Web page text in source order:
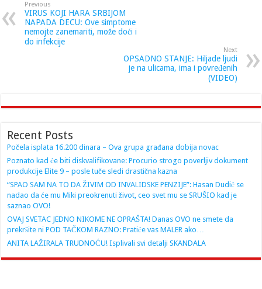
Previous
VIRUS KOJI HARA SRBIJOM
NAPADA DECU: Ove simptome
nemojte zanemariti, može doći i
do infekcije
Next
OPSADNO STANJE: Hiljade ljudi
je na ulicama, ima i povređenih
(VIDEO)
Recent Posts
Počela isplata 16.200 dinara – Ova grupa građana dobija novac
Poznato kad će biti diskvalifikovane: Procurio strogo poverljiv dokument
produkcije Elite 9 – posle tuče sledi drastična kazna
“SPAO SAM NA TO DA ŽIVIM OD INVALIDSKE PENZIJE”: Hasan Dudić se
nadao da će mu Miki preokrenuti život, ceo svet mu se SRUŠIO kad je
saznao OVO!
OVAJ SVETAC JEDNO NIKOME NE OPRAŠTA! Danas OVO ne smete da
prekršite ni POD TAČKOM RAZNO: Pratiće vas MALER ako…
ANITA LAŽIRALA TRUDNOĆU! Isplivali svi detalji SKANDALA